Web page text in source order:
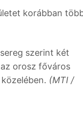
korábban
szerint két
orosz főváros
(MTI /